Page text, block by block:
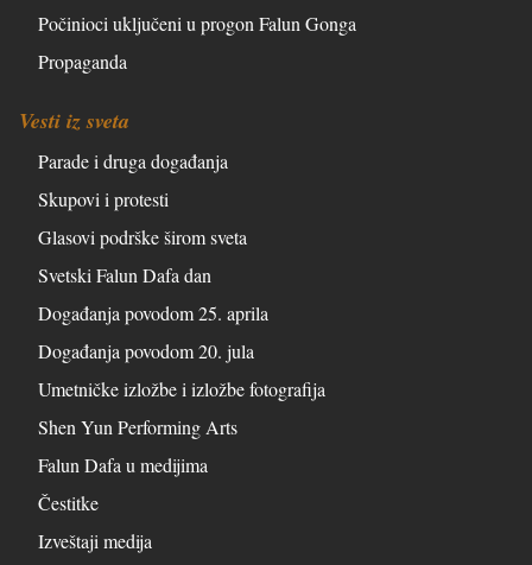
Počinioci uključeni u progon Falun Gonga
Propaganda
Vesti iz sveta
Parade i druga događanja
Skupovi i protesti
Glasovi podrške širom sveta
Svetski Falun Dafa dan
Događanja povodom 25. aprila
Događanja povodom 20. jula
Umetničke izložbe i izložbe fotografija
Shen Yun Performing Arts
Falun Dafa u medijima
Čestitke
Izveštaji medija